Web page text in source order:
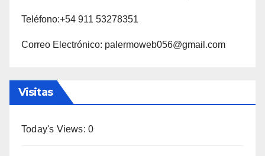
Teléfono:+54 911 53278351
Correo Electrónico: palermoweb056@gmail.com
Visitas
Today's Views: 0